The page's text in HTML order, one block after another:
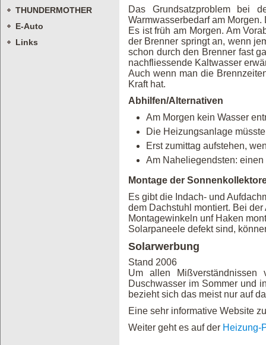
THUNDERMOTHER
E-Auto
Links
Das Grundsatzproblem bei
Warmwasserbedarf am
Es ist früh am Morgen. Am
der Brenner springt an, wenn
schon durch den Brenner fast
nachfliessende Kaltwasser
Auch wenn man die
Kraft hat.
Abhilfen/Alternativen
Am Morgen kein Wasser
Die Heizungsanlage
Erst zumittag aufstehen,
Am Naheliegendsten:
Montage der
Es gibt die Indach- und
dem Dachstuhl montiert. Bei
Montagewinkeln unf Haken
Solarpaneele defekt sind,
Solarwerbung
Stand 2006
Um allen Mißverständnissen
Duschwasser im Sommer und
bezieht sich das meist nur auf
Eine sehr informative Website
Weiter geht es auf der Heizung-